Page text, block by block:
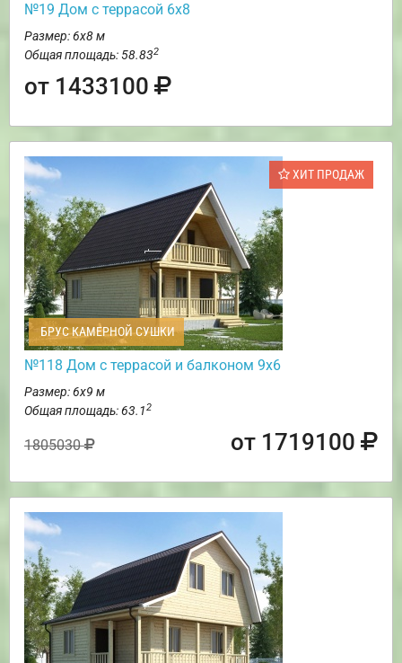
№19 Дом с террасой 6х8
Размер: 6х8 м
Общая площадь: 58.832
от 1433100
ХИТ ПРОДАЖ
БРУС КАМЕРНОЙ СУШКИ
№118 Дом с террасой и балконом 9х6
Размер: 6х9 м
Общая площадь: 63.12
1805030 от 1719100